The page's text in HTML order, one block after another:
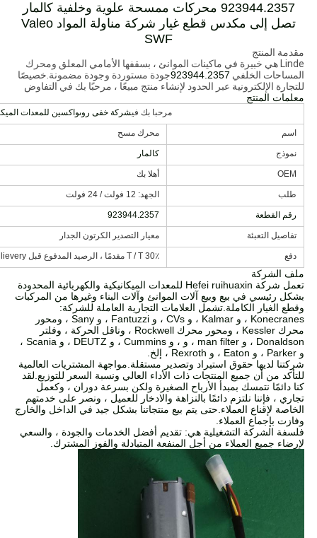
923944.2357 محركات ممسحة علوية وخلفية كالمار
تصل إلى مكدس قطع غيار شركة مناولة المواد Valeo
SWF
مقدمة المنتج
Linde هي خبيرة في ماكينات الموانئ ، بسقفها الأمامي المعلق ومحرك
المساحات الخلفي 923944.2357جودة مستوردة وجودة مضمونة.خصيصًا
للتجارة الإلكترونية عبر الحدود لإنشاء منتج مبيعًا ، مرحبًا بك في التفاوض
معلمات المنتج
مرحبا بك فيشركة خفى روىواكسين للمعدات
اسم محرك مسح
نموذج كالمار
OEM أهلا بك
طلب الجهد: 12 فولت / 24 فولت
رقم القطعة 923944.2357
تفاصيل التعبئة معيار التصدير الكرتون الجدار
دفع 30٪ T / T مقدمًا ، الرصيد المدفوع قبل dlievery أو ضد نسخة B / L.
ملف الشركة
تعمل شركة Hefei ruihuaxin للمعدات الميكانيكية والكهربائية المحدودة
بشكل رئيسي في بيع وبيع آلات الموانئ وآلات البناء وغيرها من المركبات
وقطع الغيار الكاملة.تشمل العلامات التجارية العاملة للشركة:
Konecranes ، و Kalmar ، و CVs ، و Fantuzzi ، و Sany ، ومحور
محرك Kessler ، ومحور محرك Rockwell ، وناقل الحركة ، وفلتر
Donaldson ، و man filter ، و ، و Cummins ، و DEUTZ ، و Scania ،
و Parker ، و Eaton ، و Rexroth ، إلخ.
شركتنا لديها حقوق استيراد وتصدير مستقلة.مواجهة المشتريات العالمية
للتأكد من أن جميع المنتجات ذات الأداء العالي ونسبة السعر للتوزيع.لقد
كنا دائمًا نتمسك بمبدأ الأرباح الصغيرة ولكن بسرعة دوران ، وكعمل
تجاري ، فإننا نلتزم دائمًا بالنزاهة والادخار للعميل ، ونصر على خدمتهم
الخاصة لإقناع العملاء.حتى يتم بيع منتجاتنا بشكل جيد في الداخل والخارج
وفازت بإجماع العملاء.
فلسفة الشركة التشغيلية هي: تقديم أفضل الخدمات والجودة ، والسعي
لإرضاء جميع العملاء من أجل المنفعة المتبادلة والفوز المشترك.